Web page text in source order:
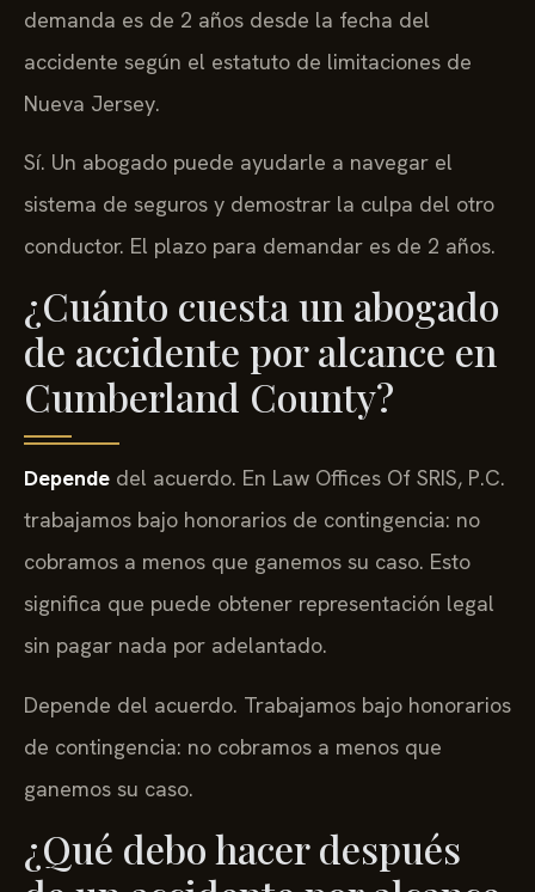
demanda es de 2 años desde la fecha del
accidente según el estatuto de limitaciones de
Nueva Jersey.
Sí. Un abogado puede ayudarle a navegar el
sistema de seguros y demostrar la culpa del otro
conductor. El plazo para demandar es de 2 años.
¿Cuánto cuesta un abogado
de accidente por alcance en
Cumberland County?
Depende del acuerdo. En Law Offices Of SRIS, P.C.
trabajamos bajo honorarios de contingencia: no
cobramos a menos que ganemos su caso. Esto
significa que puede obtener representación legal
sin pagar nada por adelantado.
Depende del acuerdo. Trabajamos bajo honorarios
de contingencia: no cobramos a menos que
ganemos su caso.
¿Qué debo hacer después